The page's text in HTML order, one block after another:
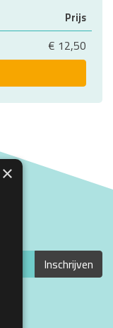
Prijs
€ 12,50
×